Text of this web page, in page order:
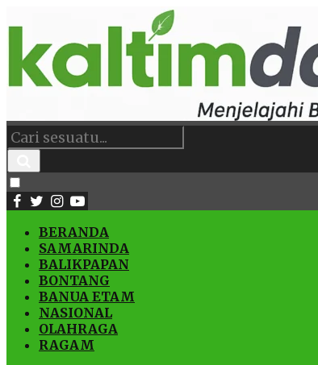
BERANDA
SAMARINDA
BALIKPAPAN
BONTANG
BANUA ETAM
NASIONAL
OLAHRAGA
RAGAM